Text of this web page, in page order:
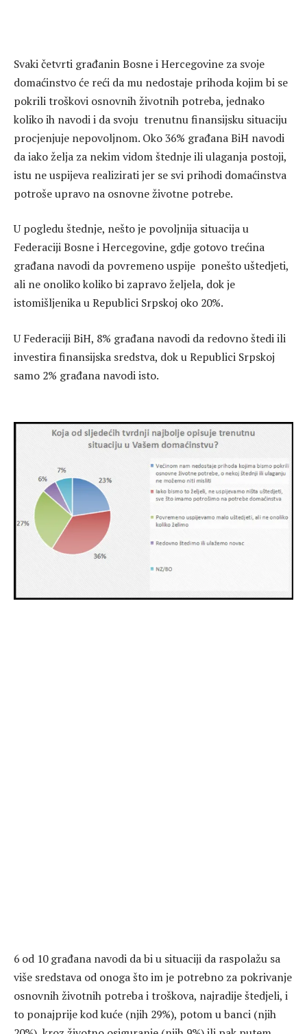
Svaki četvrti građanin Bosne i Hercegovine za svoje
domaćinstvo će reći da mu nedostaje prihoda kojim bi se
pokrili troškovi osnovnih životnih potreba, jednako
koliko ih navodi i da svoju trenutnu finansijsku situaciju
procjenjuje nepovoljnom. Oko 36% građana BiH navodi
da iako želja za nekim vidom štednje ili ulaganja postoji,
istu ne uspijeva realizirati jer se svi prihodi domaćinstva
potroše upravo na osnovne životne potrebe.
U pogledu štednje, nešto je povoljnija situacija u
Federaciji Bosne i Hercegovine, gdje gotovo trećina
građana navodi da povremeno uspije ponešto uštedjeti,
ali ne onoliko koliko bi zapravo željela, dok je
istomišljenika u Republici Srpskoj oko 20%.
U Federaciji BiH, 8% građana navodi da redovno štedi ili
investira finansijska sredstva, dok u Republici Srpskoj
samo 2% građana navodi isto.
6 od 10 građana navodi da bi u situaciji da raspolažu sa
više sredstava od onoga što im je potrebno za pokrivanje
osnovnih životnih potreba i troškova, najradije štedjeli, i
to ponajprije kod kuće (njih 29%), potom u banci (njih